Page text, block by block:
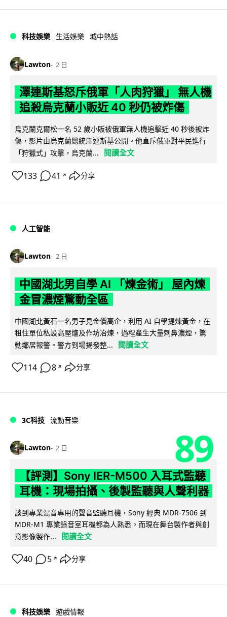
科技娛樂 生活娛樂 城中熱話
Lawton 2 日
澤連斯基怒斥俄軍「人肉狩獵」 無人機
追殺烏克蘭小販近 40 秒仍被炸傷
烏克蘭克爾松一名 52 歲小販被俄軍無人機追擊近 40 秒後被炸
傷，影片由烏克蘭總統澤連斯基公開。他直斥俄軍對平民進行
「狩獵式」攻擊，烏克蘭...
閱讀全文
133 41 ↗ 分享
人工智能
Lawton 2 日
中國湖北男自學 AI 「煉金術」 屋內煉
金冒濃煙驚動全區
中國湖北黃石一名男子見金價高企，利用 AI 自學提煉黃金，在
租住單位私設高壓爐及作坊冶煉，過程產生大量刺鼻濃煙，驚
動鄰居報警。警方到場揭發整...
閱讀全文
114 8 ↗ 分享
3C科技 流動音樂
Lawton 2 日 89
【評測】Sony IER-M500 入耳式監聽
耳機：現場拍攝、後製監聽與人聲利器
談到專業混音專用的聲音監聽耳機，Sony 經典 MDR-7506 到
MDR-M1 專業錄音室耳機都為人熟悉。而現在舞台製作者與創
意影像製作...
閱讀全文
40 5 ↗ 分享
科技娛樂 遊戲情報